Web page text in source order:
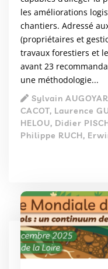
les améliorations
chantiers. Adressé
(propriétaires et
travaux forestiers et
avant 23
une méthodologie...
Sylvain
CACOT, Laurence
HELOU, Didier
Philippe RUCH,